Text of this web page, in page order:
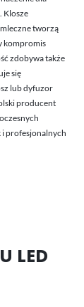
Klosze
tworzą
kompromis
zdobywa także
się
lub dyfuzor
producent
i profesjonalnych
LED